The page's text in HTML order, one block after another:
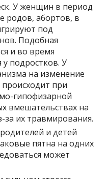
У женщин в период
родов, абортов, в
под
Подобная
и во время
у подростков. У
на изменение
при
гипофизарной
вмешательствах на
за их травмирования.
и детей
пятна на одних
может